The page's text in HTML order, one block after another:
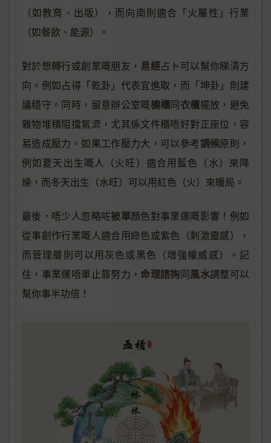
（如教育、出版），而向南則適合「火屬性」行業
（如餐飲、能源）。
對於想轉行或創業嘅朋友， 易經占卜可以幫你睇清方
向。例如占得「乾卦」代表宜進取，而「坤卦」則建
議穩守。同時，留意辦公室嘅櫥櫃同衣櫃擺放，避免
雜物堆積阻擋氣流，尤其係文件櫃唔好對正座位，容
易造成壓力。如果工作壓力大，可以參考調候原則，
例如夏天出生嘅人（火旺）適合用藍色（水）來降
燥，而冬天出生（水旺）可以用紅色（火）來暖局。
最後，唔少人忽略咗被單顏色對事業運嘅影響！例如
從事創作行業嘅人適合用綠色或紫色（刺激靈感），
而管理層則可以用灰色或黑色（增強權威感）。記
住，事業運唔單止靠努力， 命理諮詢同風水調整可以
幫你事半功倍！